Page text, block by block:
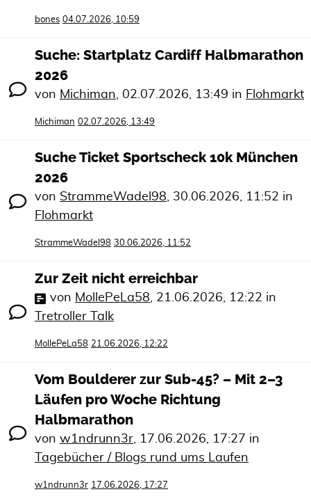
bones 04.07.2026, 10:59
Suche: Startplatz Cardiff Halbmarathon
2026
von Michiman, 02.07.2026, 13:49 in Flohmarkt
Michiman 02.07.2026, 13:49
Suche Ticket Sportscheck 10k München
2026
von StrammeWadel98, 30.06.2026, 11:52 in
Flohmarkt
StrammeWadel98 30.06.2026, 11:52
Zur Zeit nicht erreichbar
von MollePeLa58, 21.06.2026, 12:22 in
Tretroller Talk
MollePeLa58 21.06.2026, 12:22
Vom Boulderer zur Sub-45? – Mit 2–3
Läufen pro Woche Richtung
Halbmarathon
von w1ndrunn3r, 17.06.2026, 17:27 in
Tagebücher / Blogs rund ums Laufen
w1ndrunn3r 17.06.2026, 17:27